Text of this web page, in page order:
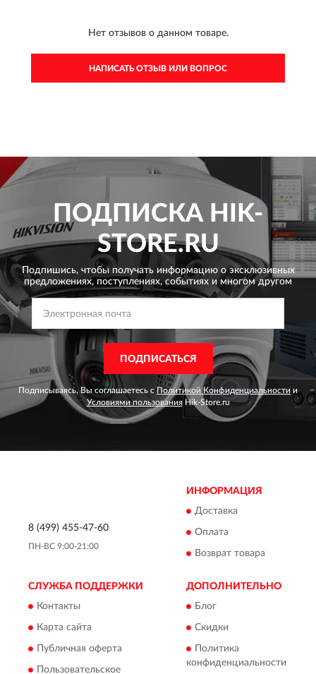
Нет отзывов о данном товаре.
НАПИСАТЬ ОТЗЫВ ИЛИ ВОПРОС
ПОДПИСКАHIK-
STORE.RU
Подпишись, чтобы получать информацию о эксклюзивных
предложениях, поступлениях, событиях и многом другом
ПОДПИСАТЬСЯ
Подписываясь, Вы соглашаетесь сПолитикой Конфиденциальности и
Условиями пользованияHik-Store.ru
8 (499) 455-47-60
ПН-ВС 9:00-21:00
ИНФОРМАЦИЯ
Доставка
Оплата
Возврат товара
СЛУЖБА ПОДДЕРЖКИ
Контакты
Карта сайта
Публичная оферта
Пользовательское
ДОПОЛНИТЕЛЬНО
Блог
Скидки
Политика
конфиденциальности